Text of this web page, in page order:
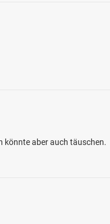
könnte aber auch täuschen.